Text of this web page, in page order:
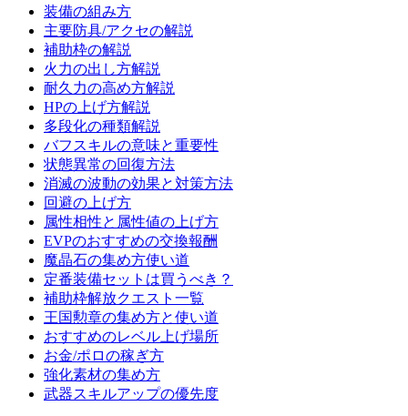
装備の組み方
主要防具/アクセの解説
補助枠の解説
火力の出し方解説
耐久力の高め方解説
HPの上げ方解説
多段化の種類解説
バフスキルの意味と重要性
状態異常の回復方法
消滅の波動の効果と対策方法
回避の上げ方
属性相性と属性値の上げ方
EVPのおすすめの交換報酬
魔晶石の集め方使い道
定番装備セットは買うべき？
補助枠解放クエスト一覧
王国勲章の集め方と使い道
おすすめのレベル上げ場所
お金/ポロの稼ぎ方
強化素材の集め方
武器スキルアップの優先度